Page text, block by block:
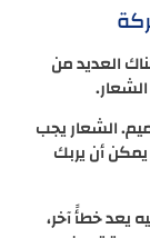
العديد من
الشعار يجب
أن يربك
يعد خطأً آخر،